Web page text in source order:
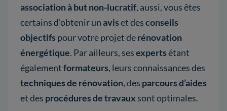
association à but non-lucratif, aussi, vous êtes
certains d’obtenir unaviset desconseils
objectifs pour votre projet derénovation
énergétique. Par ailleurs, sesexpertsétant
égalementformateurs, leurs connaissances des
techniques de rénovation, des parcours d’aides
et des procédures de travaux sont optimales.